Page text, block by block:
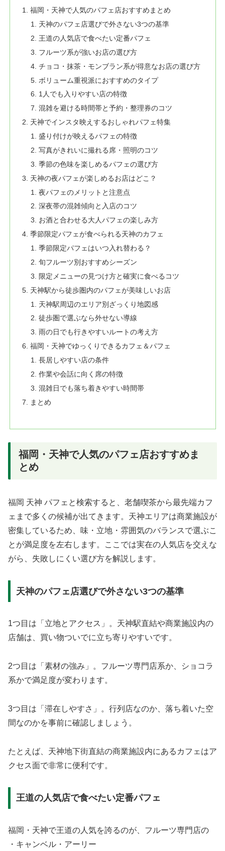
福岡・天神で人気のパフェ店おすすめまとめ
天神のパフェ店選びで外さない3つの基準
王道の人気店で食べたい定番パフェ
フルーツ系が強いお店の選び方
チョコ・抹茶・モンブラン系が得意なお店の選び方
ボリューム重視派におすすめのタイプ
1人でも入りやすい店の特徴
混雑を避ける時間帯と予約・整理券のコツ
天神でインスタ映えするおしゃれパフェ特集
盛り付けが映えるパフェの特徴
写真がきれいに撮れる席・照明のコツ
季節の色味を楽しめるパフェの選び方
天神の夜パフェが楽しめるお店はどこ？
夜パフェのメリットと注意点
深夜帯の混雑傾向と入店のコツ
お酒と合わせる大人パフェの楽しみ方
季節限定パフェが食べられる天神のカフェ
季節限定パフェはいつ入れ替わる？
旬フルーツ別おすすめシーズン
限定メニューの見つけ方と確実に食べるコツ
天神駅から徒歩圏内のパフェが美味しいお店
天神駅周辺のエリア別ざっくり地図感
徒歩圏で選ぶなら外せない導線
雨の日でも行きやすいルートの考え方
福岡・天神でゆっくりできるカフェ＆パフェ
長居しやすい店の条件
作業や会話に向く席の特徴
混雑日でも落ち着きやすい時間帯
まとめ
福岡・天神で人気のパフェ店おすすめま
とめ
福岡 天神 パフェと検索すると、老舗喫茶から最先端カフ
ェまで多くの候補が出てきます。天神エリアは商業施設が
密集しているため、味・立地・雰囲気のバランスで選ぶこ
とが満足度を左右します。ここでは実在の人気店を交えな
がら、失敗しにくい選び方を解説します。
天神のパフェ店選びで外さない3つの基準
1つ目は「立地とアクセス」。天神駅直結や商業施設内の
店舗は、買い物ついでに立ち寄りやすいです。
2つ目は「素材の強み」。フルーツ専門店系か、ショコラ
系かで満足度が変わります。
3つ目は「滞在しやすさ」。行列店なのか、落ち着いた空
間なのかを事前に確認しましょう。
たとえば、天神地下街直結の商業施設内にあるカフェはア
クセス面で非常に便利です。
王道の人気店で食べたい定番パフェ
福岡・天神で王道の人気を誇るのが、フルーツ専門店の
・キャンベル・アーリー